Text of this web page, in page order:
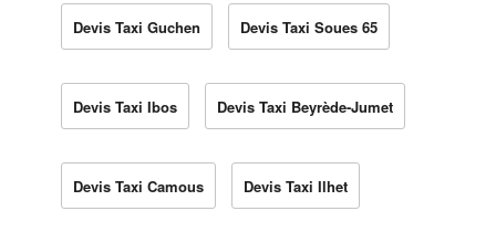
Devis Taxi Guchen Devis Taxi Soues 65
Devis Taxi Ibos Devis Taxi Beyrède-Jumet
Devis Taxi Camous Devis Taxi Ilhet